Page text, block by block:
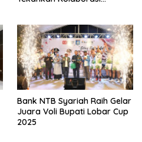
Bank NTB Syariah Raih Gelar
Juara Voli Bupati Lobar Cup
2025